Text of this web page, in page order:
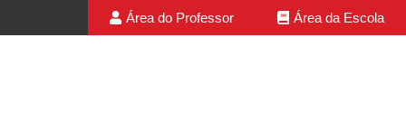
Área do Professor Área da Escola